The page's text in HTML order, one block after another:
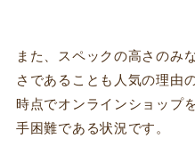
また、スペックの高さのみ
さであることも人気の理由
時点でオンラインショップ
手困難である状況です。